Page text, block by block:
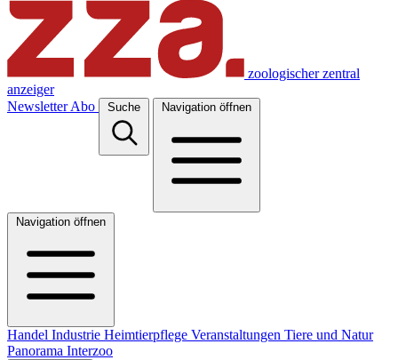
zoologischer zentral
anzeiger
Newsletter Abo Suche Navigation öffnen
Navigation öffnen
Handel Industrie Heimtierpflege Veranstaltungen Tiere und Natur
Panorama Interzoo